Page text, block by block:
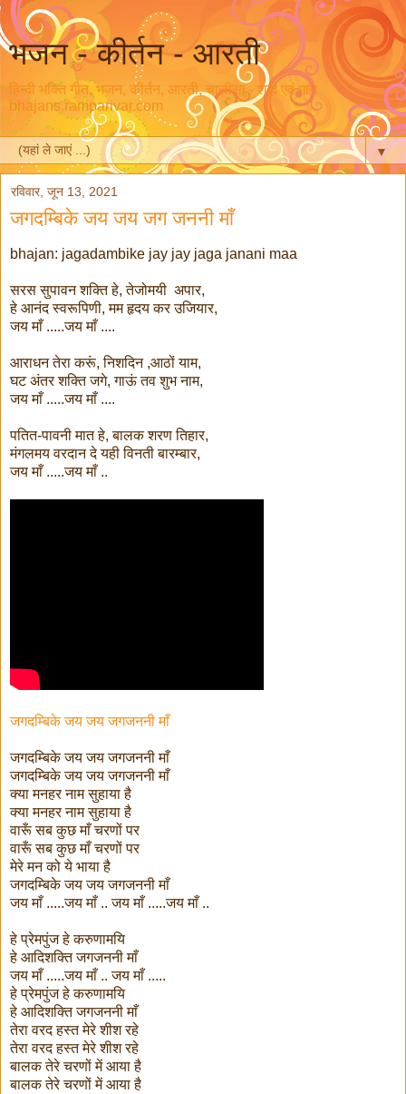
भजन - कीर्तन - आरती
हिन्दी भक्ति गीत, भजन, कीर्तन, आरती, चालीसा - शब्द एवं गान
bhajans.ramparivar.com
▼
रविवार, जून 13, 2021
जगदम्बिके जय जय जग जननी माँ
bhajan: jagadambike jay jay jaga janani maa
सरस सुपावन शक्ति हे, तेजोमयी अपार,
हे आनंद स्वरूपिणी, मम हृदय कर उजियार,
जय माँ .....जय माँ ....
आराधन तेरा करूं, निशदिन ,आठों याम,
घट अंतर शक्ति जगे, गाऊं तव शुभ नाम,
जय माँ .....जय माँ ....
पतित-पावनी मात हे, बालक शरण तिहार,
मंगलमय वरदान दे यही विनती बारम्बार,
जय माँ .....जय माँ ..
जगदम्बिके जय जय जगजननी माँ
जगदम्बिके जय जय जगजननी माँ
जगदम्बिके जय जय जगजननी माँ
क्या मनहर नाम सुहाया है
क्या मनहर नाम सुहाया है
वारूँ सब कुछ माँ चरणों पर
वारूँ सब कुछ माँ चरणों पर
मेरे मन को ये भाया है
जगदम्बिके जय जय जगजननी माँ
जय माँ .....जय माँ .. जय माँ .....जय माँ ..
हे प्रेमपुंज हे करुणामयि
हे आदिशक्ति जगजननी माँ
जय माँ .....जय माँ .. जय माँ .....
हे प्रेमपुंज हे करुणामयि
हे आदिशक्ति जगजननी माँ
तेरा वरद हस्त मेरे शीश रहे
तेरा वरद हस्त मेरे शीश रहे
बालक तेरे चरणों में आया है
बालक तेरे चरणों में आया है